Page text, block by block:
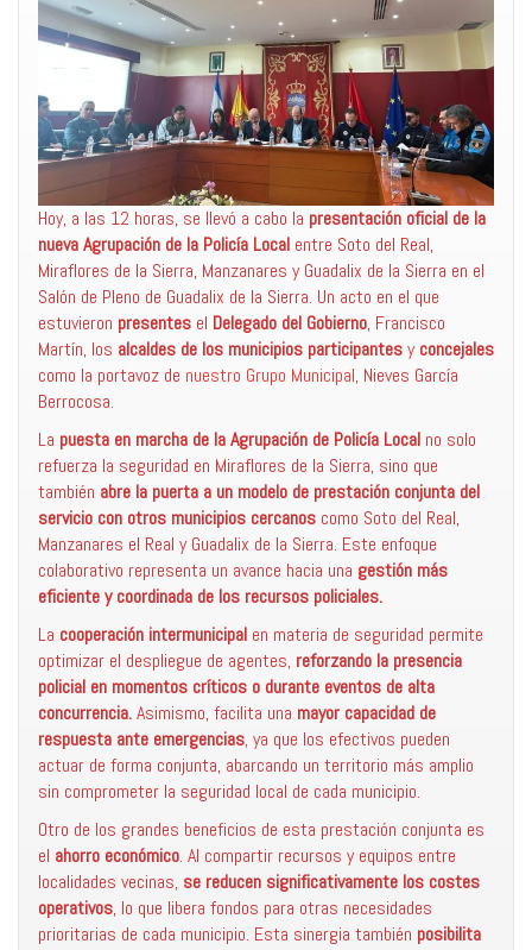
Hoy, a las 12 horas, se llevó a cabo la presentación oficial de la
nueva Agrupación de la Policía Local entre Soto del Real,
Miraflores de la Sierra, Manzanares y Guadalix de la Sierra en el
Salón de Pleno de Guadalix de la Sierra. Un acto en el que
estuvieron presentes el Delegado del Gobierno, Francisco
Martín, los alcaldes de los municipios participantesyconcejales
como la portavoz de nuestro Grupo Municipal, Nieves García
Berrocosa.
La puesta en marcha de la Agrupación de Policía Local no solo
refuerza la seguridad en Miraflores de la Sierra, sino que
también abre la puerta a un modelo de prestación conjunta del
servicio con otros municipios cercanos como Soto del Real,
Manzanares el Real y Guadalix de la Sierra. Este enfoque
colaborativo representa un avance hacia una gestión más
eficiente y coordinada de los recursos policiales.
La cooperación intermunicipal en materia de seguridad permite
optimizar el despliegue de agentes, reforzando la presencia
policial en momentos críticos o durante eventos de alta
concurrencia.Asimismo, facilita una mayor capacidad de
respuesta ante emergencias, ya que los efectivos pueden
actuar de forma conjunta, abarcando un territorio más amplio
sin comprometer la seguridad local de cada municipio.
Otro de los grandes beneficios de esta prestación conjunta es
el ahorro económico. Al compartir recursos y equipos entre
localidades vecinas, se reducen significativamente los costes
operativos, lo que libera fondos para otras necesidades
prioritarias de cada municipio. Esta sinergia también posibilita